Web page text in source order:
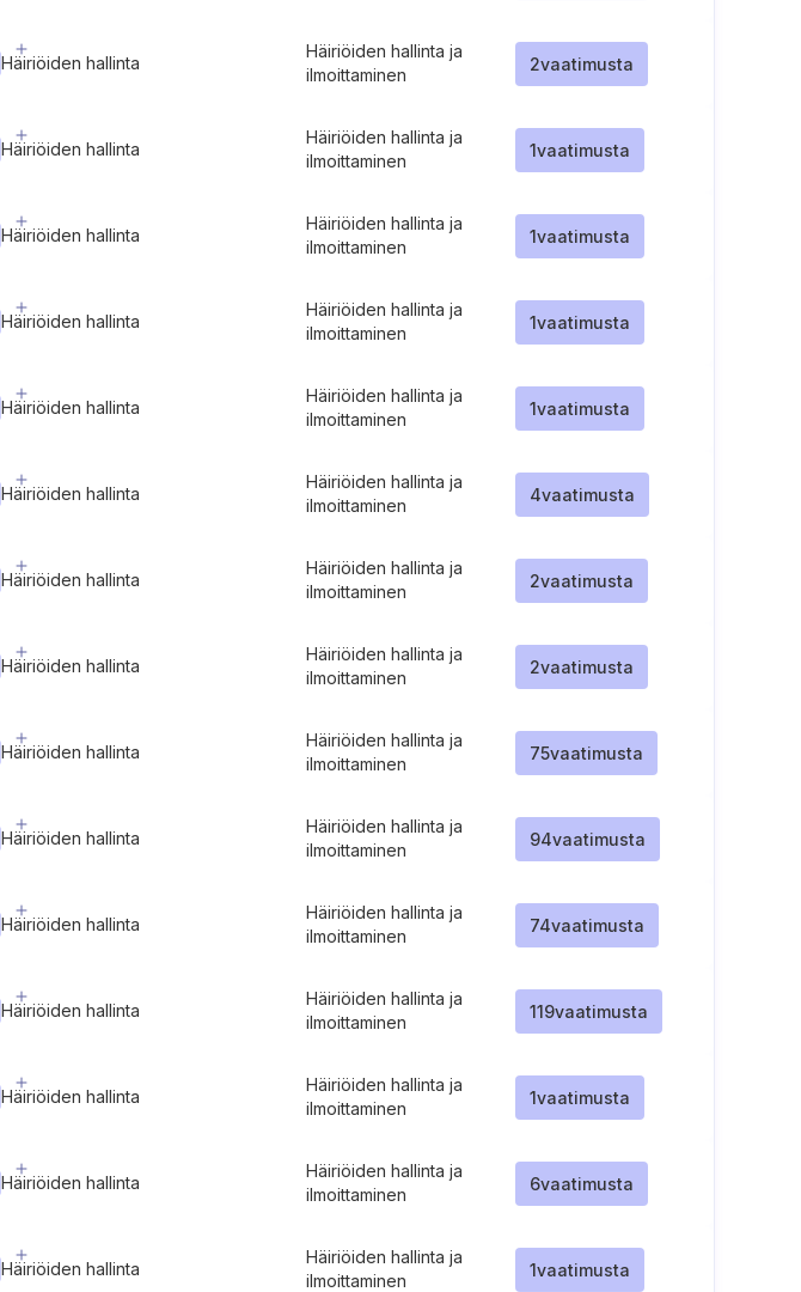
Häiriöiden hallinta
Häiriöiden hallinta ja
ilmoittaminen
2vaatimusta
Häiriöiden hallinta
Häiriöiden hallinta ja
ilmoittaminen
1vaatimusta
Häiriöiden hallinta
Häiriöiden hallinta ja
ilmoittaminen
1vaatimusta
Häiriöiden hallinta
Häiriöiden hallinta ja
ilmoittaminen
1vaatimusta
Häiriöiden hallinta
Häiriöiden hallinta ja
ilmoittaminen
1vaatimusta
Häiriöiden hallinta
Häiriöiden hallinta ja
ilmoittaminen
4vaatimusta
Häiriöiden hallinta
Häiriöiden hallinta ja
ilmoittaminen
2vaatimusta
Häiriöiden hallinta
Häiriöiden hallinta ja
ilmoittaminen
2vaatimusta
Häiriöiden hallinta
Häiriöiden hallinta ja
ilmoittaminen
75vaatimusta
Häiriöiden hallinta
Häiriöiden hallinta ja
ilmoittaminen
94vaatimusta
Häiriöiden hallinta
Häiriöiden hallinta ja
ilmoittaminen
74vaatimusta
Häiriöiden hallinta
Häiriöiden hallinta ja
ilmoittaminen
119vaatimusta
Häiriöiden hallinta
Häiriöiden hallinta ja
ilmoittaminen
1vaatimusta
Häiriöiden hallinta
Häiriöiden hallinta ja
ilmoittaminen
6vaatimusta
Häiriöiden hallinta
Häiriöiden hallinta ja
ilmoittaminen
1vaatimusta